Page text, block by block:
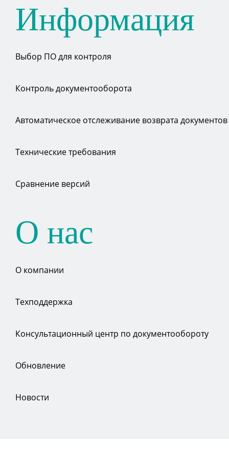
Информация
Выбор ПО для контроля
Контроль документооборота
Автоматическое отслеживание возврата документов
Технические требования
Сравнение версий
О нас
О компании
Техподдержка
Консультационный центр по документообороту
Обновление
Новости